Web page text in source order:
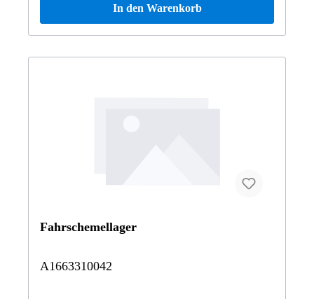
In den Warenkorb
Fahrschemellager
A1663310042